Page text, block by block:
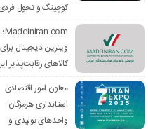
کوچینگ و تحول
Madeiniran.com؛
ویترین دیجیتال برای
کالاهای رقابت‌پذیر
معاون امور اقتصادی
استانداری هرمزگان:
واحدهای تولیدی و